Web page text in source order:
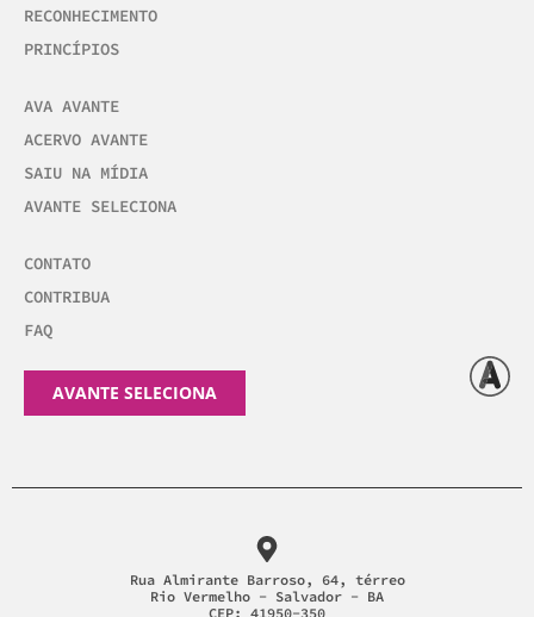
RECONHECIMENTO
PRINCÍPIOS
AVA AVANTE
ACERVO AVANTE
SAIU NA MÍDIA
AVANTE SELECIONA
CONTATO
CONTRIBUA
FAQ
AVANTE SELECIONA
Rua Almirante Barroso, 64, térreo
Rio Vermelho - Salvador - BA
CEP: 41950-350